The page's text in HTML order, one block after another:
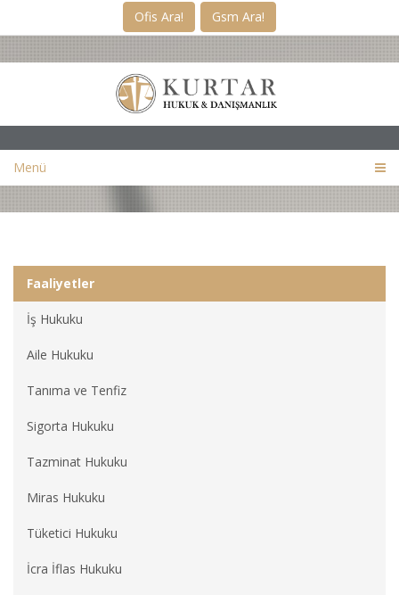
Ofis Ara! Gsm Ara!
Menü
Faaliyetler
İş Hukuku
Aile Hukuku
Tanıma ve Tenfiz
Sigorta Hukuku
Tazminat Hukuku
Miras Hukuku
Tüketici Hukuku
İcra İflas Hukuku